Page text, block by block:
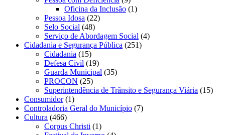
Oficina da Inclusão (1)
Pessoa Idosa (22)
Selo Social (48)
Serviço de Abordagem Social (4)
Cidadania e Segurança Pública (251)
Cidadania (15)
Defesa Civil (19)
Guarda Municipal (35)
PROCON (25)
Superintendência de Trânsito e Segurança Viária (15)
Consumidor(1)
Controladoria Geral do Município (7)
Cultura (466)
Corpus Christi (1)